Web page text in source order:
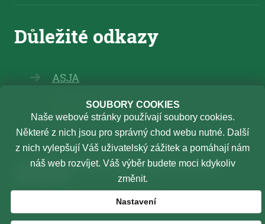
ASJA
Elearning
TSU
Oznamování protiprávního
Vnitřní oznamovací systém
SOUBORY COOKIES
Naše webové stránky používají soubory cookies.
Některé z nich jsou pro správný chod webu nutné. Další
z nich vylepšují Váš uživatelský zážitek a pomáhají nám
náš web rozvíjet. Váš výběr budete moci kdykoliv
změnit.
Nastavení